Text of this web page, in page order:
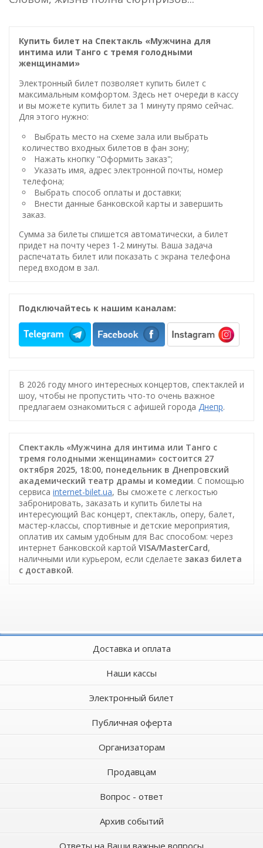
Купить билет на Спектакль «Мужчина для
интима или Танго с тремя голодными
женщинами»
Электронный билет позволяет купить билет с
максимальным комфортом. Здесь нет очереди в кассу
и вы можете купить билет за 1 минуту прямо сейчас.
Для этого нужно:
Выбрать место на схеме зала или выбрать
количество входных билетов в фан зону;
Нажать кнопку "Оформить заказ";
Указать имя, адрес электронной почты, номер
телефона;
Выбрать способ оплаты и доставки;
Внести данные банковской карты и завершить
заказ.
Сумма за билеты спишется автоматически, а билет
придет на почту через 1-2 минуты. Ваша задача
распечатать билет или показать с экрана телефона
перед входом в зал.
Подключайтесь к нашим каналам:
В 2026 году много интересных концертов, спектаклей и
шоу, чтобы не пропустить что-то очень важное
предлагаем ознакомиться с афишей города Днепр.
Спектакль «Мужчина для интима или Танго с
тремя голодными женщинами» состоится 27
октября 2025, 18:00, понедельник в Днепровский
академический театр драмы и комедии. С помощью
сервиса internet-bilet.ua, Вы сможете с легкостью
забронировать, заказать и купить билеты на
интересующий Вас концерт, спектакль, оперу, балет,
мастер-классы, спортивные и детские мероприятия,
оплатив их самым удобным для Вас способом: через
интернет банковской картой VISA/MasterCard,
наличными или курьером, если сделаете заказ билета
c доставкой.
Доставка и оплата
Наши кассы
Электронный билет
Публичная оферта
Организаторам
Продавцам
Вопрос - ответ
Архив событий
Ответы на Ваши важные вопросы